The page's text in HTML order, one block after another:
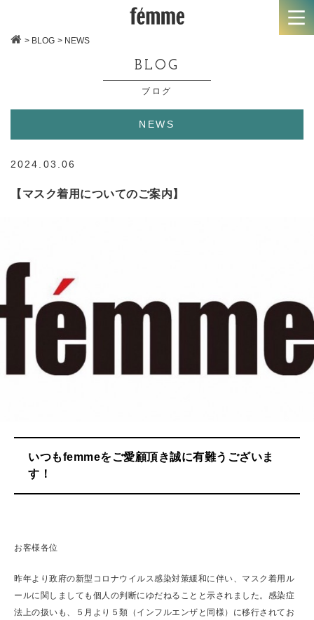
> BLOG > NEWS
BLOG
ブログ
NEWS
2024.03.06
【マスク着用についてのご案内】
いつもfemmeをご愛顧頂き誠に有難うございま
す！
お客様各位
昨年より政府の新型コロナウイルス感染対策緩和に伴い、マスク着用ル
ールに関しましても個人の判断にゆだねることと示されました。感染症
法上の扱いも、５月より５類（インフルエンザと同様）に移行されてお